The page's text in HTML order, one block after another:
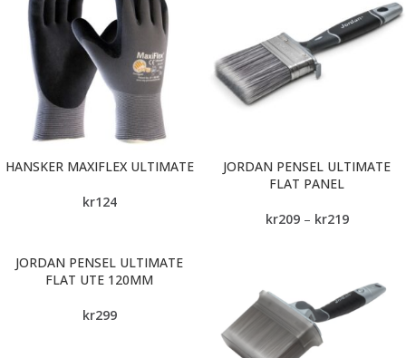
HANSKER MAXIFLEX ULTIMATE
kr124
JORDAN PENSEL ULTIMATE
FLAT PANEL
kr209 – kr219
JORDAN PENSEL ULTIMATE
FLAT UTE 120MM
kr299